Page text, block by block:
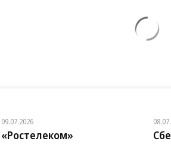
09.07.2026
«Ростелеком»